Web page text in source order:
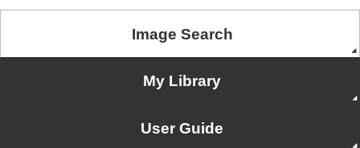
Image Search
My Library
User Guide